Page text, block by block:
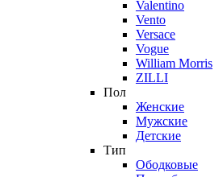
Valentino
Vento
Versace
Vogue
William Morris
ZILLI
Пол
Женские
Мужские
Детские
Тип
Ободковые